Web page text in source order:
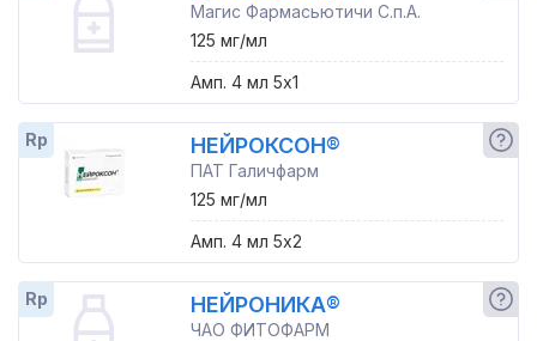
Магис Фармасьютичи С.п.А.
125 мг/мл
Амп. 4 мл 5x1
Rp НЕЙРОКСОН®
ПАТ Галичфарм
125 мг/мл
Амп. 4 мл 5x2
Rp НЕЙРОНИКА®
ЧАО ФИТОФАРМ